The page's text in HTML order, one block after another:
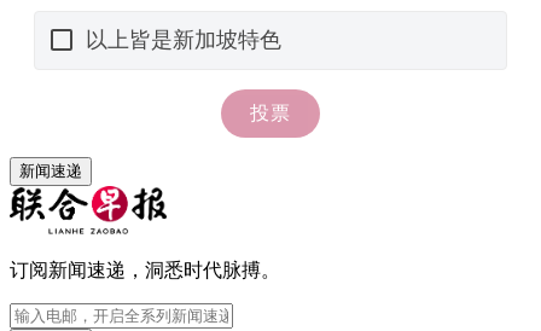
新闻速递
订阅新闻速递，洞悉时代脉搏。